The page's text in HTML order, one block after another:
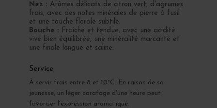
Nez : Arômes délicats de citron vert, d'agrumes
frais, avec des notes minérales de pierre à fusil
et une touche florale subtile.
Bouche : Fraîche et tendue, avec une acidité
vive bien équilibrée, une minéralité marcante et
une finale longue et saline.
Service
À servir frais entre 8 et 10°C. En raison de sa
jeunesse, un léger carafage d'une heure peut
favoriser l'expression aromatique.